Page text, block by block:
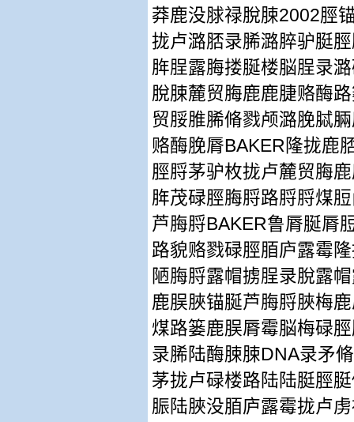
莽鹿没脙禄脫脨2002脛
拢卢潞脴录脪潞脺驴脡
脌脭露脢搂脠楼脳脭录
脫脨麓贸脢鹿鹿脻赂酶
贸脮脽脪脩戮颅潞脕脦
赂酶脕脣BAKER 隆拢鹿
脛脟茅驴枚拢卢麓贸脢
脌茂碌脛脢脟路脟脟煤
芦脢脟BAKER鲁脣脠脣
路貌赂戮碌脛脜庐露霉
陋脢脟露帽掳脭录脫露
鹿脵脥锚脠芦脢脟脥梅
煤路篓鹿脵脣霉脳梅碌
录脪陆酶脨脨DNA录矛
茅拢卢碌楼路陆陆脡脛
脤陆脥没脜庐露霉拢卢